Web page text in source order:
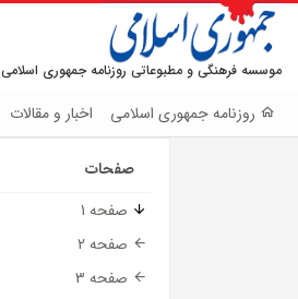
موسسه فرهنگی و مطبوعاتی روزنامه جمهوری اسلامی
روزنامه جمهوری اسلامی اخبار و مقالات
صفحات
صفحه 1
صفحه 2
صفحه 3